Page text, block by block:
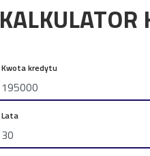
KALKULATOR
Kwota kredytu
Lata